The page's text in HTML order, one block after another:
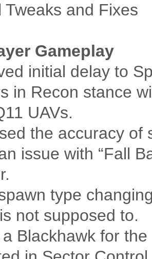
Tweaks and Fixes
Gameplay
initial delay to
in Recon stance
UAVs.
the accuracy
issue with “Fall
type
not supposed to.
a Blackhawk for